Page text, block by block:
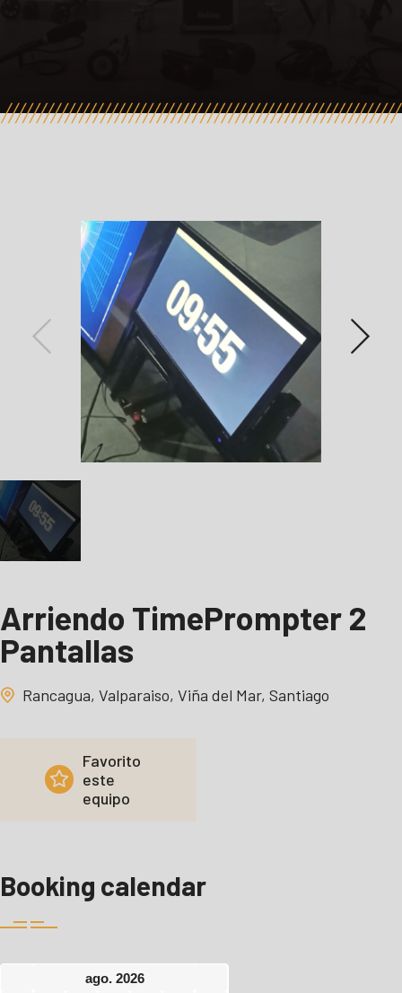
Arriendo TimePrompter 2
Pantallas
Rancagua, Valparaiso, Viña del Mar, Santiago
Favorito
este
equipo
Booking calendar
ago. 2026